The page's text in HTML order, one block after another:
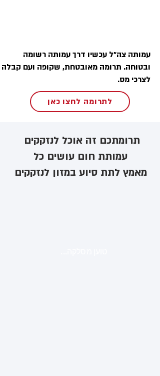
עמותה צה״ל עכשיו דרך עמותה רשומה
ובטוחה. תרומה מאובטחת, שקופה ועם קבלה
לצרכי מס.
לתרומה לחצו כאן
תרומתכם זה אוכל לנזקקים ​
עמותת חום עושים כל
מאמץ לתת סיוע במזון לנזקקים